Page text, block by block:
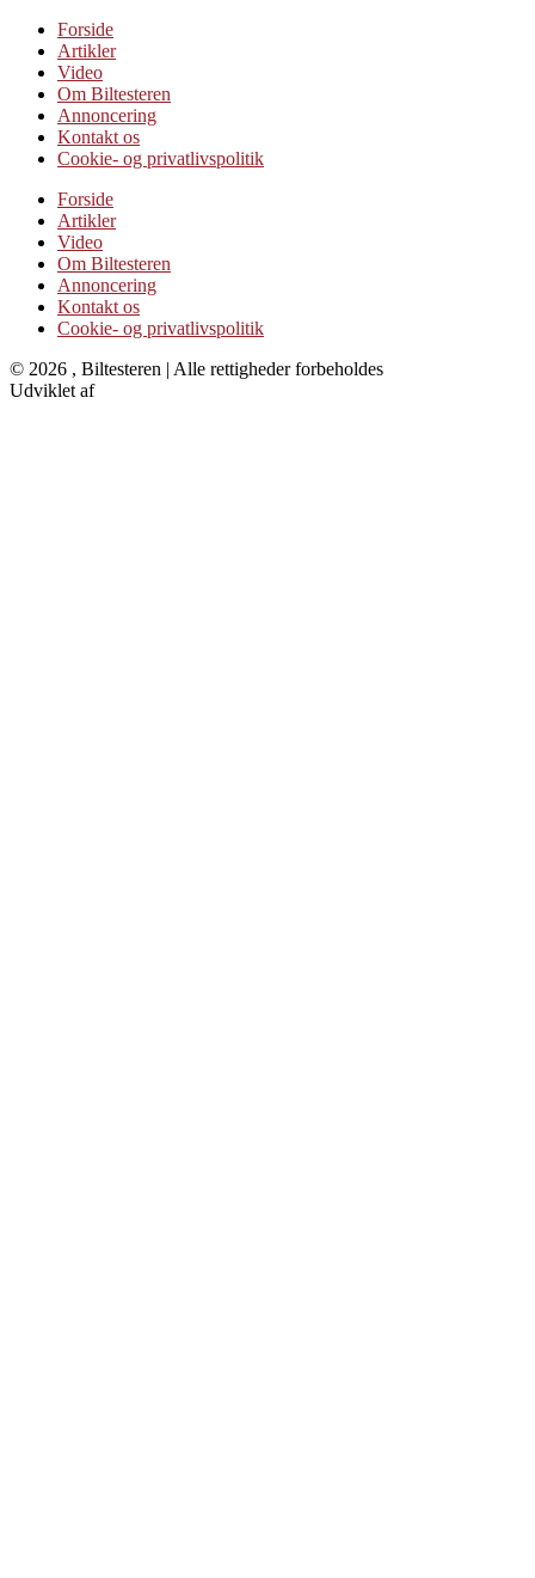
Forside
Artikler
Video
Om Biltesteren
Annoncering
Kontakt os
Cookie- og privatlivspolitik
Forside
Artikler
Video
Om Biltesteren
Annoncering
Kontakt os
Cookie- og privatlivspolitik
© 2026 , Biltesteren | Alle rettigheder forbeholdes
Udviklet af